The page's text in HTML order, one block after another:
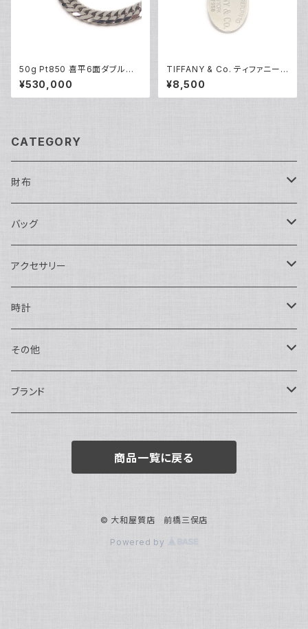
50g Pt850 喜平6面ダブルネッ
クレス プラチナ ネックレスチェ
ーン Y05262
¥530,000
TIFFANY & Co. ティファニー
リターントゥ タグ ネックレストッ
プ シルバー925 ペンダントトッ
プ Y05234
¥8,500
CATEGORY
財布
長財布
二つ折り
バッグ
ショルダーバッグ・ボディバッグ
ハンドバッグ・ポーチ
トートバッグ
バックパック・リュックサック
ボストンバッグ
アクセサリー
ネックレス
指輪
ピアス・イヤリング
チャーム・キーホルダー
時計
アナログ・機械式
アナログ・クォーツ
その他
ペン・万年筆
ブランド
BOTTEGA VENETA
商品一覧に戻る
© 大和屋質店 前橋三俣店
Powered by